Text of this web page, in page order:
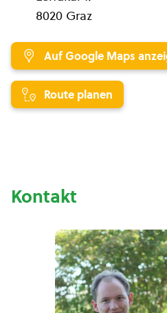
8020 Graz
Auf Google Maps
Route planen
Kontakt